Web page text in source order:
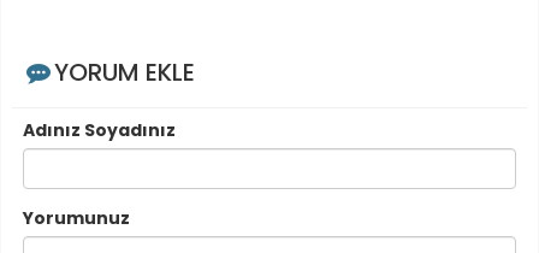
YORUM EKLE
Adınız Soyadınız
Yorumunuz